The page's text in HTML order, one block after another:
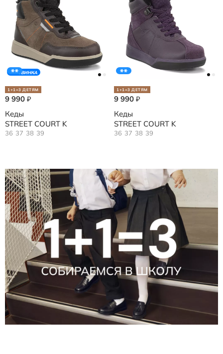
НОВИНКА
1+1=3 ДЕТЯМ
9 990 ₽
Кеды
STREET COURT K
36 37 38 39
1+1=3 ДЕТЯМ
9 990 ₽
Кеды
STREET COURT K
36 37 38 39